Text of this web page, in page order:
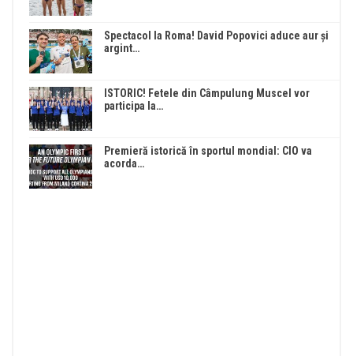
Spectacol la Roma! David Popovici aduce aur și
argint…
ISTORIC! Fetele din Câmpulung Muscel vor
participa la…
Premieră istorică în sportul mondial: CIO va
acorda…